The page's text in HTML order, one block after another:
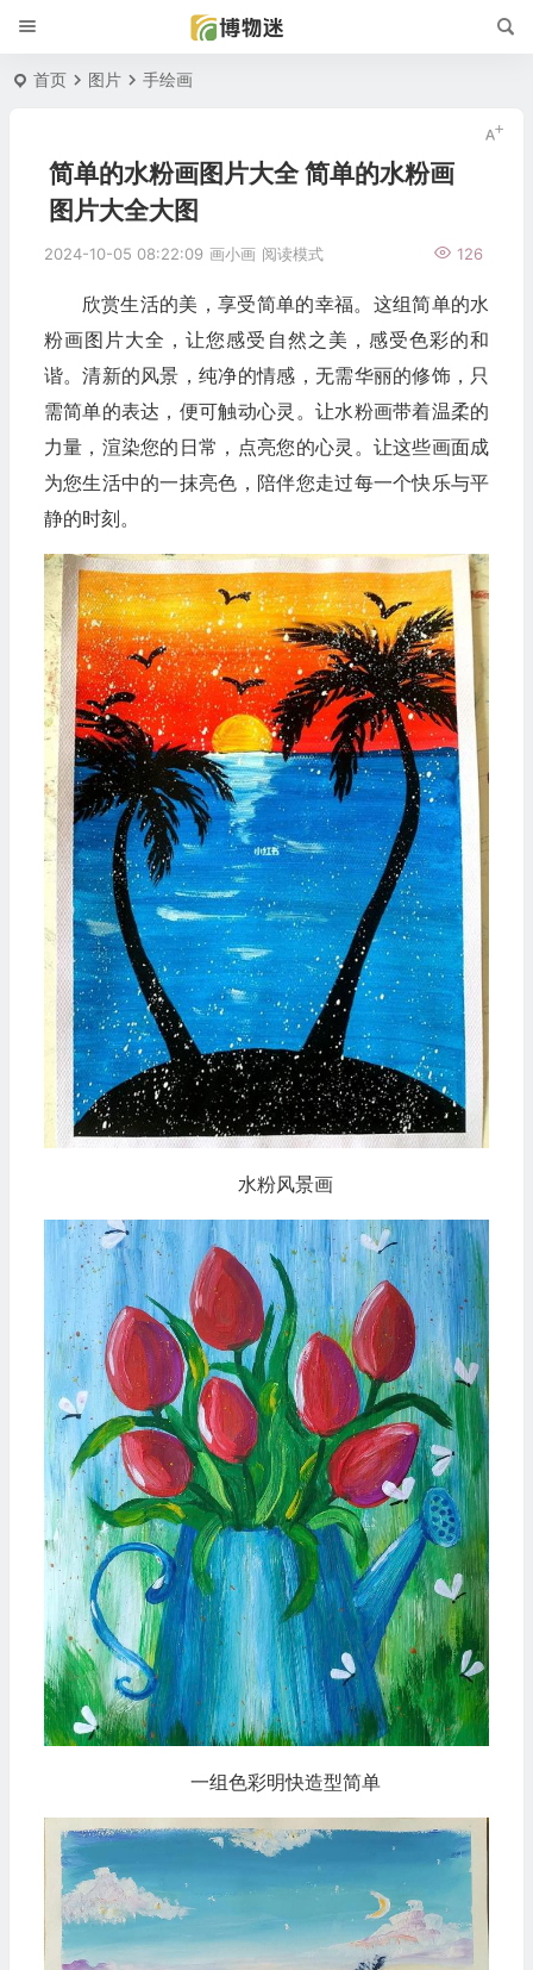
首页 图片 手绘画
简单的水粉画图片大全 简单的水粉画
图片大全大图
2024-10-05 08:22:09 画小画 126
阅读模式
欣赏生活的美，享受简单的幸福。这组简单的水
粉画图片大全，让您感受自然之美，感受色彩的和
谐。清新的风景，纯净的情感，无需华丽的修饰，只
需简单的表达，便可触动心灵。让水粉画带着温柔的
力量，渲染您的日常，点亮您的心灵。让这些画面成
为您生活中的一抹亮色，陪伴您走过每一个快乐与平
静的时刻。
水粉风景画
一组色彩明快造型简单